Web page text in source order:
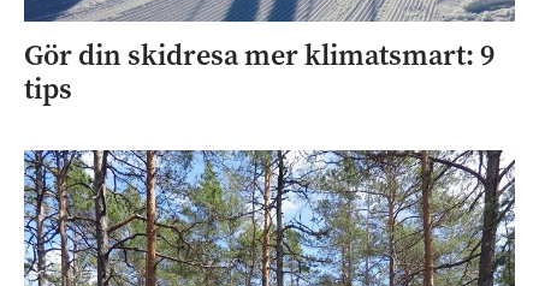
Gör din skidresa mer klimatsmart: 9
tips